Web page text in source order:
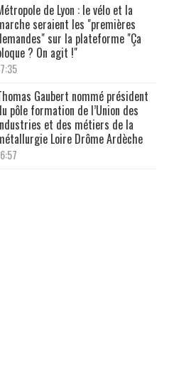
de Lyon : le vélo et la
seraient les "premières
sur la plateforme "Ça
? On agit !"
Gaubert nommé président
pôle formation de l’Union des
et des métiers de la
Loire Drôme Ardèche